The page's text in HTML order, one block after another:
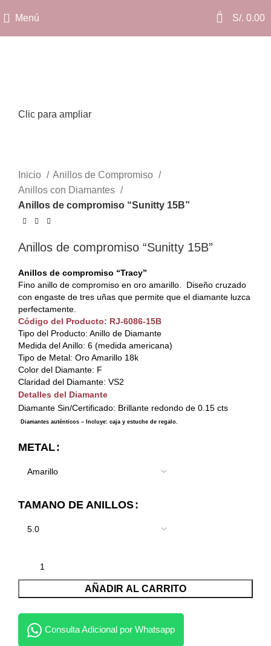
Menú 0 S/. 0.00
Clic para ampliar
Inicio
Anillos de Compromiso
Anillos con Diamantes
Anillos de compromiso “Sunitty 15B”
Anillos de compromiso “Sunitty 15B”
Anillos de compromiso “Tracy”
Fino anillo de compromiso en oro amarillo. Diseño cruzado
con engaste de tres uñas que permite que el diamante luzca
perfectamente.
Código del Producto: RJ-6086-15B
Tipo del Producto: Anillo de Diamante
Medida del Anillo: 6 (medida americana)
Tipo de Metal: Oro Amarillo 18k
Color del Diamante: F
Claridad del Diamante: VS2
Detalles del Diamante
Diamante Sin/Certificado: Brillante redondo de 0.15 cts
Diamantes auténticos – Incluye: caja y estuche de regalo.
METAL
TAMANO DE ANILLOS
AÑADIR AL CARRITO
Consulta Adicional por Whatsapp